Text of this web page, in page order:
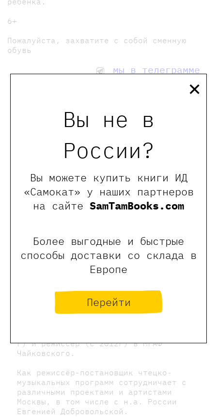
Вы не в
России?
Вы можете купить книги ИД
«Самокат» у наших партнеров
на сайте SamTamBooks.com
Более выгодные и быстрые
способы доставки со склада в
Европе
Перейти
×
6+
Пожалуйста, захватите с собой сменную
обувь
мы в телеграмме
Отзывы
Оставить отзыв
оставлять только зарегистрированные пользователи
сайта
Куненкова-Боголюбская Анна
г) и режиссёр (с 2012г) в МГАФ
Чайковского.
Как режиссёр-постановщик чтецко-
музыкальных программ сотрудничает с
различными проектами и артистами
Москвы, в том числе с н.а. России
Евгенией Добровольской.